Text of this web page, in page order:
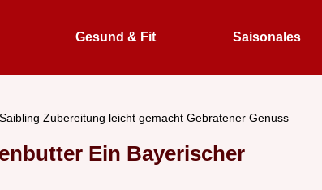
Gesund & Fit Saisonales
Saibling Zubereitung leicht gemacht Gebratener Genuss
Ein Bayerischer